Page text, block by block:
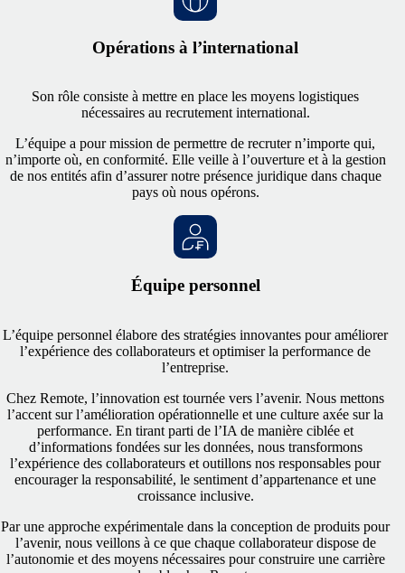
Opérations à l’international
Son rôle consiste à mettre en place les moyens logistiques
nécessaires au recrutement international.
L’équipe a pour mission de permettre de recruter n’importe qui,
n’importe où, en conformité. Elle veille à l’ouverture et à la gestion
de nos entités afin d’assurer notre présence juridique dans chaque
pays où nous opérons.
Équipe personnel
L’équipe personnel élabore des stratégies innovantes pour améliorer
l’expérience des collaborateurs et optimiser la performance de
l’entreprise.
Chez Remote, l’innovation est tournée vers l’avenir. Nous mettons
l’accent sur l’amélioration opérationnelle et une culture axée sur la
performance. En tirant parti de l’IA de manière ciblée et
d’informations fondées sur les données, nous transformons
l’expérience des collaborateurs et outillons nos responsables pour
encourager la responsabilité, le sentiment d’appartenance et une
croissance inclusive.
Par une approche expérimentale dans la conception de produits pour
l’avenir, nous veillons à ce que chaque collaborateur dispose de
l’autonomie et des moyens nécessaires pour construire une carrière